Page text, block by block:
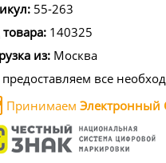
55-263
140325
из: Москва
все
Принимаем Электронный